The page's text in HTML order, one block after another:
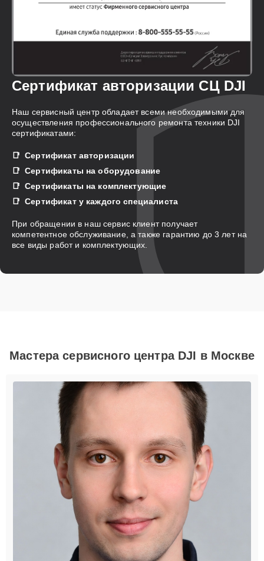
Сертификат авторизации СЦ DJI
Наш сервисный центр обладает всеми необходимыми для
осуществления профессионального ремонта техники DJI
сертификатами:
Сертификат авторизации
Сертификаты на оборудование
Сертификаты на комплектующие
Сертификат у каждого специалиста
При обращении в наш сервис клиент получает
компетентное обслуживание, а также гарантию до 3 лет на
все виды работ и комплектующих.
Мастера сервисного центра DJI в Москве